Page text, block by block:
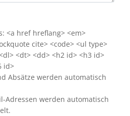
<a href hreflang> <em>
cite> <code> <ul type>
<dt> <dd> <h2 id> <h3 id>
id>
Absätze werden automatisch
Adressen werden automatisch